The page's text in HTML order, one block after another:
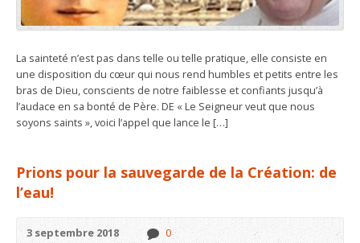
La sainteté n’est pas dans telle ou telle pratique, elle consiste en
une disposition du cœur qui nous rend humbles et petits entre les
bras de Dieu, conscients de notre faiblesse et confiants jusqu’à
l’audace en sa bonté de Père. DE « Le Seigneur veut que nous
soyons saints », voici l’appel que lance le […]
Prions pour la sauvegarde de la Création: de
l’eau!
3 septembre 2018 0